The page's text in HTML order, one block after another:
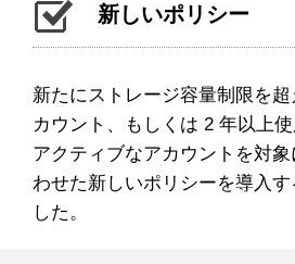
新しいポリシー
新たにストレージ容量制限を
カウント、もしくは 2 年以上
アクティブなアカウントを対
わせた新しいポリシーを導入
した。